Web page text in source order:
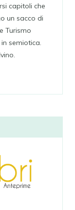
capitoli che
un sacco di
Turismo
semiotica.